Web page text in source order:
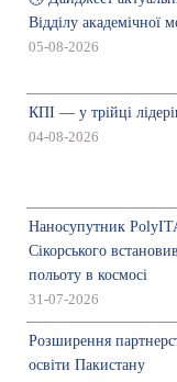
Відділу академічної
05-08-2026
КПІ — у трійці
04-08-2026
Наносупутник
Сікорського
польоту в космосі
31-07-2026
Розширення
освіти Пакистану